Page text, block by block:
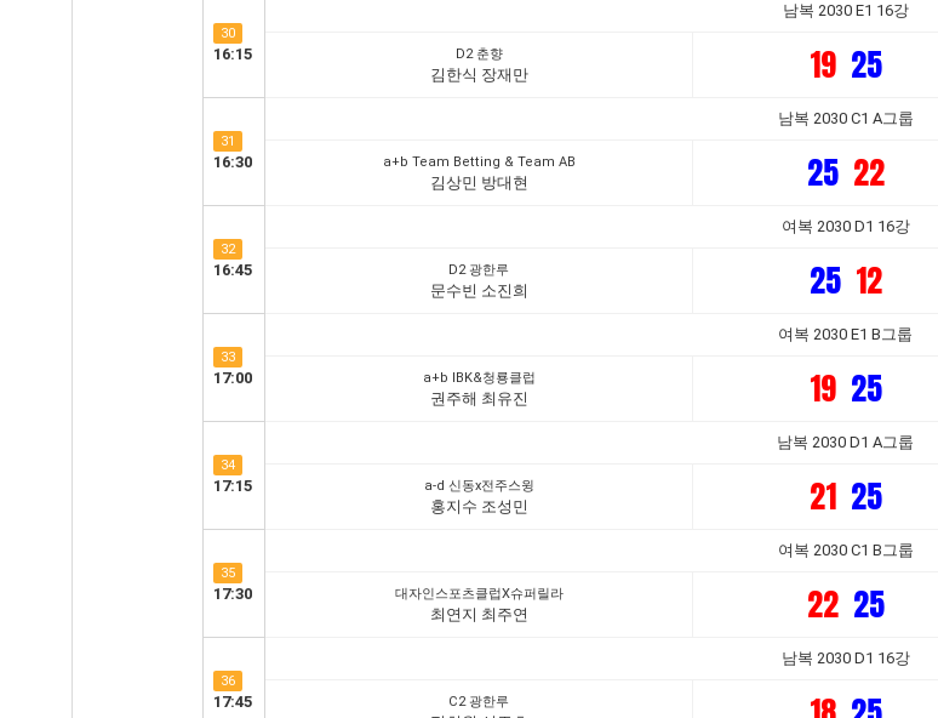
30
16:15
남복 2030 E1 16강
D2 춘향
김한식 장재만 19 25
31
16:30
남복 2030 C1 A그룹
a+b Team Betting & Team AB
김상민 방대현 25 22
32
16:45
여복 2030 D1 16강
D2 광한루
문수빈 소진희 25 12
33
17:00
여복 2030 E1 B그룹
a+b IBK&청룡클럽
권주해 최유진 19 25
34
17:15
남복 2030 D1 A그룹
a-d 신동x전주스윙
홍지수 조성민 21 25
35
17:30
여복 2030 C1 B그룹
대자인스포츠클럽X슈퍼릴라
최연지 최주연 22 25
36
17:45
남복 2030 D1 16강
C2 광한루